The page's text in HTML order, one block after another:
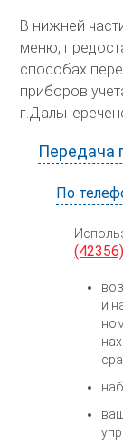
В нижней
меню,
способах
приборов
Передача
По
и